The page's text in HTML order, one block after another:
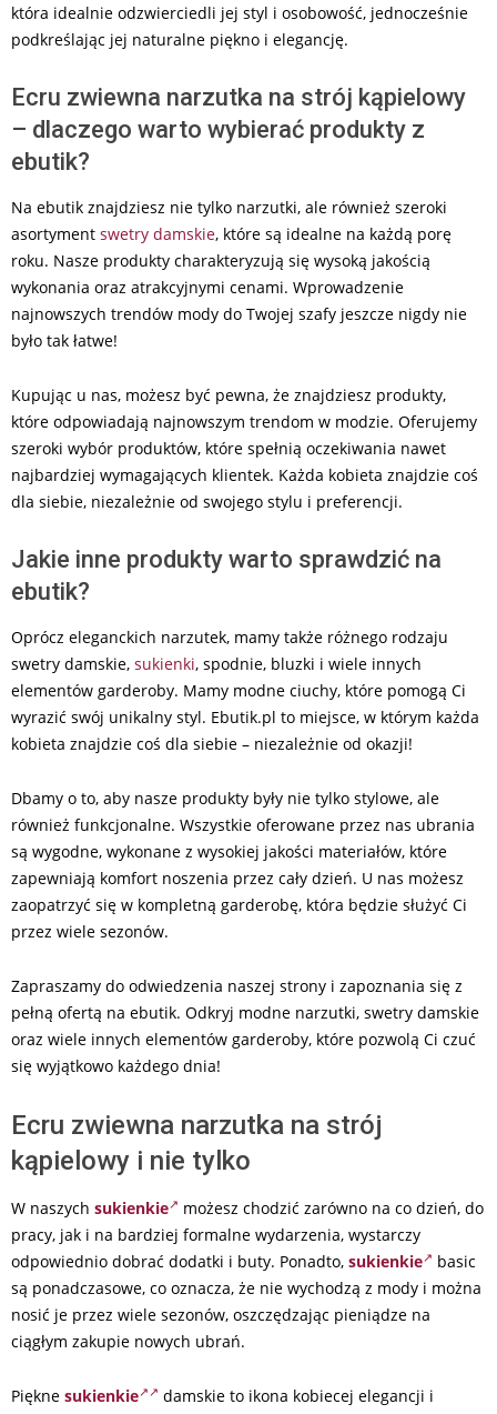
która idealnie odzwierciedli jej styl i osobowość, jednocześnie
podkreślając jej naturalne piękno i elegancję.
Ecru zwiewna narzutka na strój kąpielowy
– dlaczego warto wybierać produkty z
ebutik?
Na ebutik znajdziesz nie tylko narzutki, ale również szeroki
asortyment swetry damskie, które są idealne na każdą porę
roku. Nasze produkty charakteryzują się wysoką jakością
wykonania oraz atrakcyjnymi cenami. Wprowadzenie
najnowszych trendów mody do Twojej szafy jeszcze nigdy nie
było tak łatwe!
Kupując u nas, możesz być pewna, że znajdziesz produkty,
które odpowiadają najnowszym trendom w modzie. Oferujemy
szeroki wybór produktów, które spełnią oczekiwania nawet
najbardziej wymagających klientek. Każda kobieta znajdzie coś
dla siebie, niezależnie od swojego stylu i preferencji.
Jakie inne produkty warto sprawdzić na
ebutik?
Oprócz eleganckich narzutek, mamy także różnego rodzaju
swetry damskie, sukienki, spodnie, bluzki i wiele innych
elementów garderoby. Mamy modne ciuchy, które pomogą Ci
wyrazić swój unikalny styl. Ebutik.pl to miejsce, w którym każda
kobieta znajdzie coś dla siebie – niezależnie od okazji!
Dbamy o to, aby nasze produkty były nie tylko stylowe, ale
również funkcjonalne. Wszystkie oferowane przez nas ubrania
są wygodne, wykonane z wysokiej jakości materiałów, które
zapewniają komfort noszenia przez cały dzień. U nas możesz
zaopatrzyć się w kompletną garderobę, która będzie służyć Ci
przez wiele sezonów.
Zapraszamy do odwiedzenia naszej strony i zapoznania się z
pełną ofertą na ebutik. Odkryj modne narzutki, swetry damskie
oraz wiele innych elementów garderoby, które pozwolą Ci czuć
się wyjątkowo każdego dnia!
Ecru zwiewna narzutka na strój
kąpielowy i nie tylko
W naszych sukienkie
możesz chodzić zarówno na co dzień, do
pracy, jak i na bardziej formalne wydarzenia, wystarczy
odpowiednio dobrać dodatki i buty. Ponadto, sukienkie
basic
są ponadczasowe, co oznacza, że nie wychodzą z mody i można
nosić je przez wiele sezonów, oszczędzając pieniądze na
ciągłym zakupie nowych ubrań.
Piękne sukienkie
damskie to ikona kobiecej elegancji i